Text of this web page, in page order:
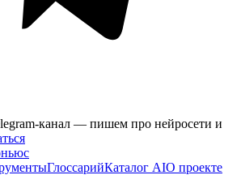
канал — пишем про нейросети и
ГлоссарийКаталог AIО проекте